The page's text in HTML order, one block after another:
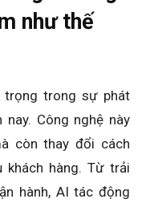
như thế
trọng trong sự phát
Công nghệ này
còn thay đổi cách
khách hàng. Từ trải
hành, AI tác động